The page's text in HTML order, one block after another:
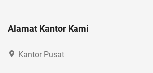
Alamat Kantor Kami
Kantor Pusat